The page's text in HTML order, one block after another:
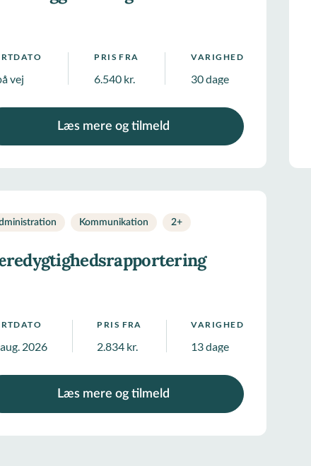
vej
PRIS FRA
6.540 kr.
VARIGHED
30 dage
Læs mere og tilmeld
Kommunikation 2+
2026
PRIS FRA
2.834 kr.
VARIGHED
13 dage
Læs mere og tilmeld